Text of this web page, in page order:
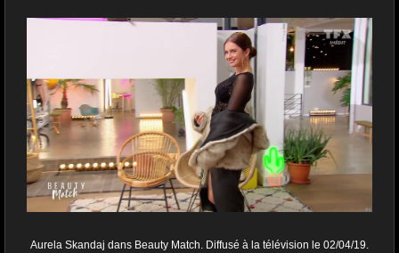
Aurela Skandaj dans Beauty Match. Diffusé à la télévision le 02/04/19.